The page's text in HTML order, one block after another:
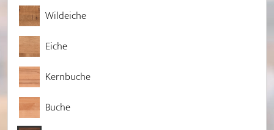
Wildeiche
Eiche
Kernbuche
Buche